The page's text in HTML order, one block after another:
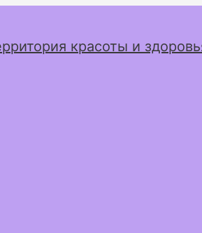
красоты и